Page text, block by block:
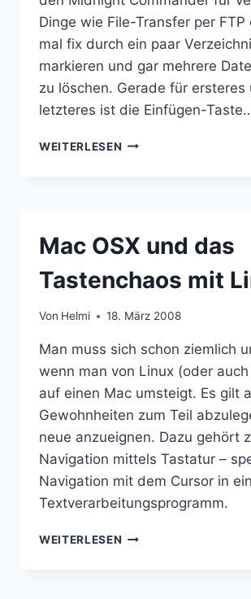
Dinge wie File-Transfer per FTP
mal fix durch ein paar
markieren und gar mehrere
zu löschen. Gerade für ersteres
letzteres ist die Einfügen-
WEITERLESEN EINFÜGEN-
FÜR
COMMANDER
Mac OSX und das
Tastenchaos mit
Von Helmi 18. März 2008
Man muss sich schon ziemlich
wenn man von Linux (oder
auf einen Mac umsteigt. Es gilt
Gewohnheiten zum Teil
neue anzueignen. Dazu gehört
Navigation mittels Tastatur –
Navigation mit dem Cursor in
Textverarbeitungsprogramm.
WEITERLESEN MAC